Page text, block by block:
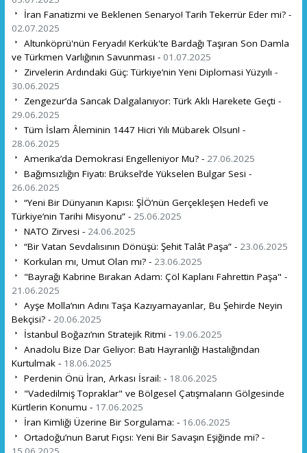
İran Fanatizmi ve Beklenen Senaryo! Tarih Tekerrür Eder mi? -
02.07.2025
Altunköprü'nün Feryadı! Kerkük'te Bardağı Taşıran Son Damla
ve Türkmen Varlığının Savunması - 01.07.2025
Zirvelerin Ardındaki Güç: Türkiye’nin Yeni Diplomasi Yüzyılı -
30.06.2025
Zengezur’da Sancak Dalgalanıyor: Türk Aklı Harekete Geçti -
29.06.2025
Tüm İslam Âleminin 1447 Hicri Yılı Mübarek Olsun! -
28.06.2025
Amerika’da Demokrasi Engelleniyor Mu? - 27.06.2025
Bağımsızlığın Fiyatı: Brüksel’de Yükselen Bulgar Sesi -
26.06.2025
“Yeni Bir Dünyanın Kapısı: ŞİÖ’nün Gerçekleşen Hedefi ve
Türkiye’nin Tarihi Misyonu” - 25.06.2025
NATO Zirvesi - 24.06.2025
“Bir Vatan Sevdalısının Dönüşü: Şehit Talât Paşa” - 23.06.2025
Korkulan mı, Umut Olan mı? - 23.06.2025
"Bayrağı Kabrine Bırakan Adam: Çöl Kaplanı Fahrettin Paşa" -
21.06.2025
Ayşe Molla’nın Adını Taşa Kazıyamayanlar, Bu Şehirde Neyin
Bekçisi? - 20.06.2025
İstanbul Boğazı’nın Stratejik Ritmi - 19.06.2025
Anadolu Bize Dar Geliyor: Batı Hayranlığı Hastalığından
Kurtulmak - 18.06.2025
Perdenin Önü İran, Arkası İsrail: - 18.06.2025
"Vadedilmiş Topraklar" ve Bölgesel Çatışmaların Gölgesinde
Kürtlerin Konumu - 17.06.2025
İran Kimliği Üzerine Bir Sorgulama: - 16.06.2025
Ortadoğu’nun Barut Fıçısı: Yeni Bir Savaşın Eşiğinde mi? -